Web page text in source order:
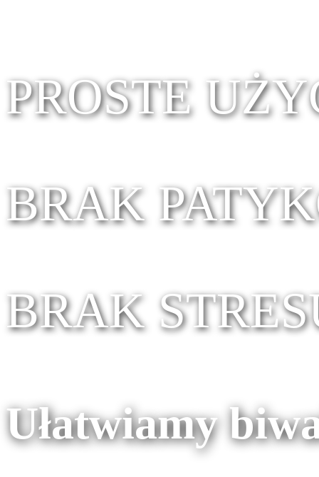
PROSTE
BRAK
BRAK
Ułatwiamy